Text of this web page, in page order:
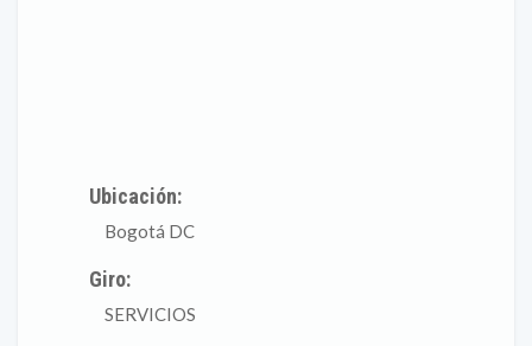
Ubicación:
Bogotá DC
Giro:
SERVICIOS